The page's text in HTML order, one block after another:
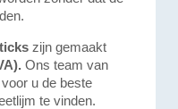
zijn gemaakt
Ons team van
u de beste
te vinden.